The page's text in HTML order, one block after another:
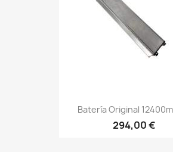
Batería Original
294,00 €